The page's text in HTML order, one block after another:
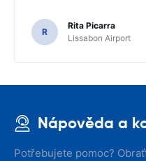
R
Rita Picarra
Lissabon Airport
Nápověda a
Potřebujete pomoc?